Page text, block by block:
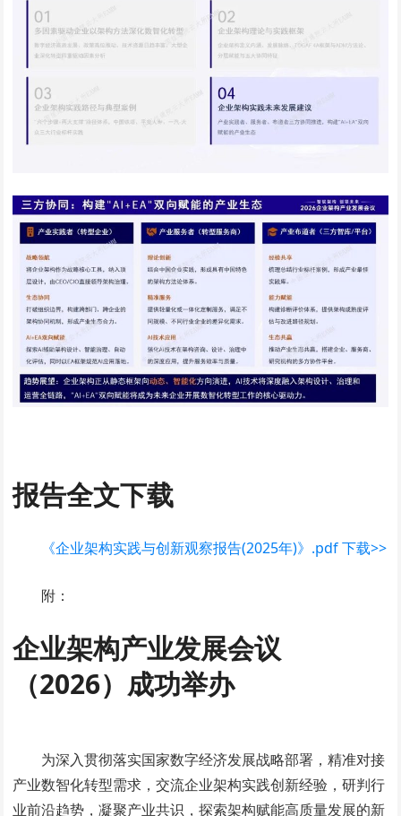
报告全文下载
《企业架构实践与创新观察报告(2025年)》.pdf 下载>>
附：
企业架构产业发展会议
（2026）成功举办
为深入贯彻落实国家数字经济发展战略部署，精准对接
产业数智化转型需求，交流企业架构实践创新经验，研判行
业前沿趋势，凝聚产业共识，探索架构赋能高质量发展的新